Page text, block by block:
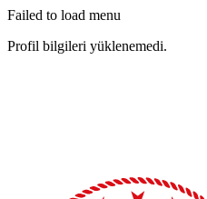
Failed to load menu
Profil bilgileri yüklenemedi.